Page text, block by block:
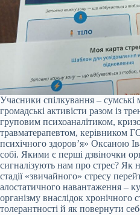
Учасники спілкування – сумські
громадські активісти разом із
груповим психоаналітиком,
травматерапевтом, керівником
психічного здоров’я» Оксаною
собі. Якими є перші дзвіночки
сигналізують нам про стрес? Як
стадії «звичайного» стресу
алостатичного навантаження –
організму внаслідок хронічного
толерантності й як повернути